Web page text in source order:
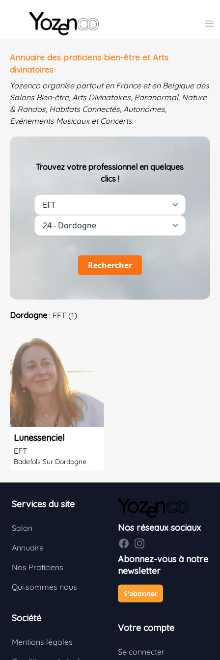
Yozenco - Organisateur de Salons, Evénements et
Annuaire des praticiens bien-être et Arts
divinatoires
Yozenco organise partout en France et en Belgique des
Salons Bien-être, Arts Divinatoires, Paranormal, Nature
& Randos, Habitats Connectés, Autonomes,
Evénements Musicaux et Concerts.
Trouvez votre professionnel en quelques
clics !
Rechercher
Dordogne : EFT (1)
Lunessenciel
EFT
Badefols Sur Dordogne
Services du site
Salon
Annuaire
Nos Praticiens
Qui sommes nous
Société
Mentions légales
Nos réseaux sociaux
FacebookInstagram
Abonnez-vous à notre
newsletter
S'abonner
Votre compte
Se connecter